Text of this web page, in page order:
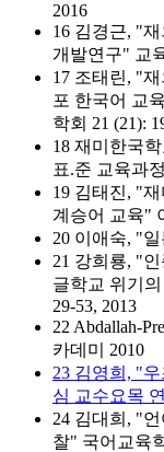
2016
16 김경근, "
개발연구" 교
17 조태린, "
포 한국어 교
학회 21 (21):
18 재미한국
표.준 교육과
19 김태진, "
계승어 교육"
20 이애숙, "
21 강희룡, "
글학교 위기
29-53, 2013
22 Abdallah-
카데미 2010
23 김영희, "
심 교수요목
24 김대희, "
찰" 국어교육